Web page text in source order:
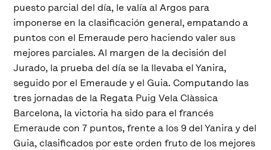
puesto parcial del día, le valía al Argos para
imponerse en la clasificación general, empatando a
puntos con el Emeraude pero haciendo valer sus
mejores parciales. Al margen de la decisión del
Jurado, la prueba del día se la llevaba el Yanira,
seguido por el Emeraude y el Guia. Computando las
tres jornadas de la Regata Puig Vela Clàssica
Barcelona, la victoria ha sido para el francés
Emeraude con 7 puntos, frente a los 9 del Yanira y del
Guia, clasificados por este orden fruto de los mejores